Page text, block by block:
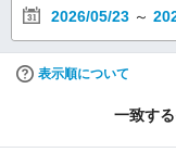
2026/05/23 ～
表示順について
一致す